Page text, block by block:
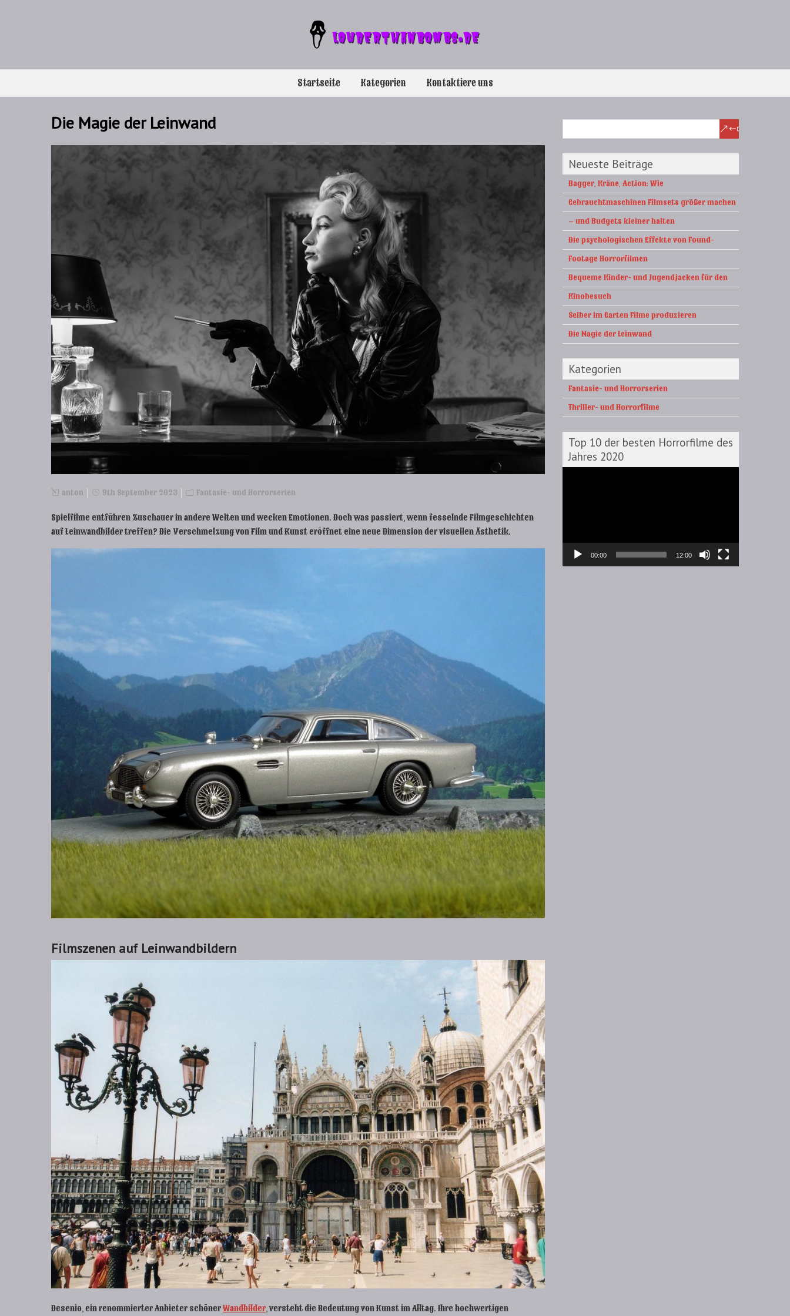
Startseite Kategorien Kontaktiere uns
Die Magie der Leinwand
anton 9th September 2023 Fantasie- und Horrorserien
Spielfilme entführen Zuschauer in andere Welten und wecken Emotionen. Doch was passiert, wenn fesselnde Filmgeschichten
auf Leinwandbilder treffen? Die Verschmelzung von Film und Kunst eröffnet eine neue Dimension der visuellen Ästhetik.
Filmszenen auf Leinwandbildern
Desenio, ein renommierter Anbieter schönerWandbilder, versteht die Bedeutung von Kunst im Alltag. Ihre hochwertigen
Neueste Beiträge
Bagger, Kräne, Action: Wie
Gebrauchtmaschinen Filmsets größer machen
– und Budgets kleiner halten
Die psychologischen Effekte von Found-
Footage Horrorfilmen
Bequeme Kinder- und Jugendjacken für den
Kinobesuch
Selber im Garten Filme produzieren
Die Magie der Leinwand
Kategorien
Fantasie- und Horrorserien
Thriller- und Horrorfilme
Top 10 der besten Horrorfilme des
Jahres 2020
00:00 12:00